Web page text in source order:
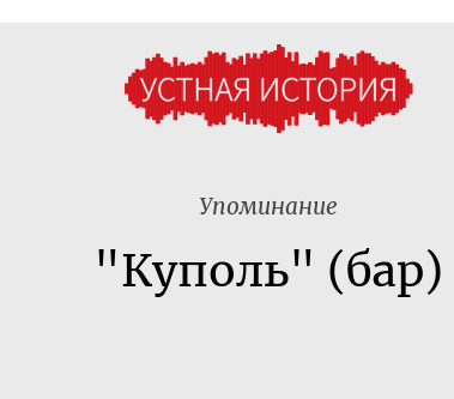
Упоминание
"Куполь" (бар)